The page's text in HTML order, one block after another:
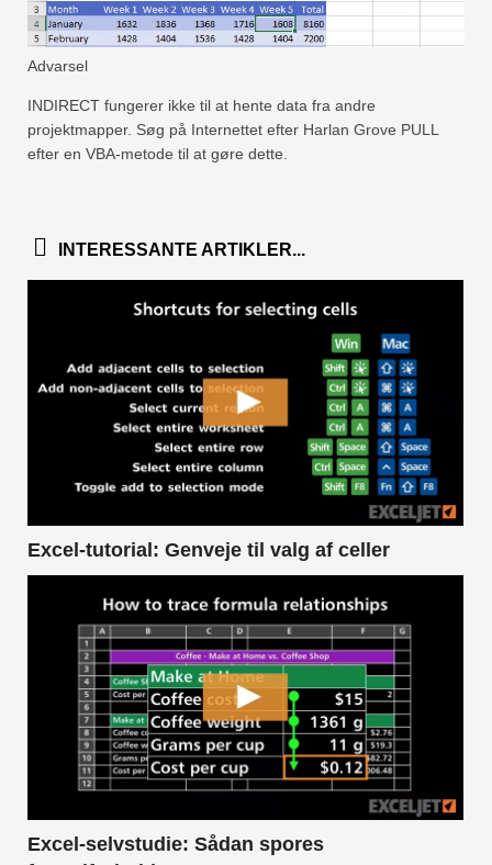
Advarsel
INDIRECT fungerer ikke til at hente data fra andre
projektmapper. Søg på Internettet efter Harlan Grove PULL
efter en VBA-metode til at gøre dette.
INTERESSANTE ARTIKLER...
Excel-tutorial: Genveje til valg af celler
Excel-selvstudie: Sådan spores